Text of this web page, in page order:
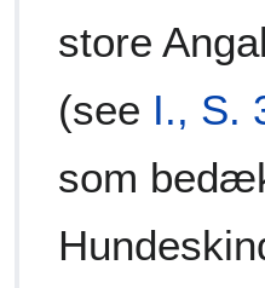
store
(see I., S.
som